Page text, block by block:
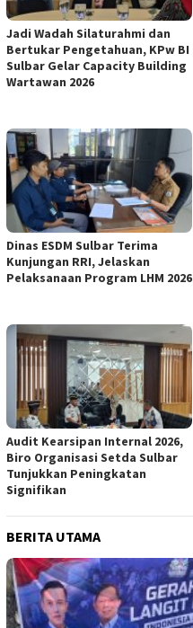
Jadi Wadah Silaturahmi dan
Bertukar Pengetahuan, KPw BI
Sulbar Gelar Capacity Building
Wartawan 2026
Dinas ESDM Sulbar Terima
Kunjungan RRI, Jelaskan
Pelaksanaan Program LHM 2026
Audit Kearsipan Internal 2026,
Biro Organisasi Setda Sulbar
Tunjukkan Peningkatan
Signifikan
BERITA UTAMA